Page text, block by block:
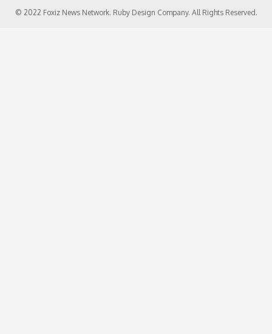
© 2022 Foxiz News Network. Ruby Design Company. All Rights Reserved.